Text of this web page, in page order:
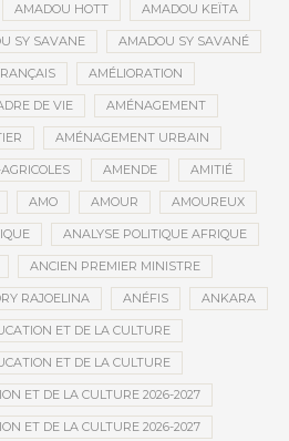
AMADOU HOTT AMADOU KEÏTA
SY SAVANE AMADOU SY SAVANÉ
AMÉLIORATION
DE VIE AMÉNAGEMENT
AMÉNAGEMENT URBAIN
AMENDE AMITIÉ
AMO AMOUR AMOUREUX
ANALYSE POLITIQUE AFRIQUE
ANCIEN PREMIER MINISTRE
RAJOELINA ANÉFIS ANKARA
ET DE LA CULTURE
ET DE LA CULTURE
ET DE LA CULTURE 2026-2027
ET DE LA CULTURE 2026-2027